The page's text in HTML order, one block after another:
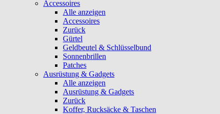
Accessoires
Alle anzeigen
Accessoires
Zurück
Gürtel
Geldbeutel & Schlüsselbund
Sonnenbrillen
Patches
Ausrüstung & Gadgets
Alle anzeigen
Ausrüstung & Gadgets
Zurück
Koffer, Rucksäcke & Taschen